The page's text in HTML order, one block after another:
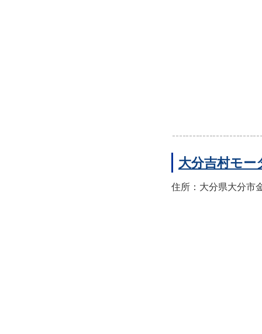
大分吉村モー
住所：大分県大分市